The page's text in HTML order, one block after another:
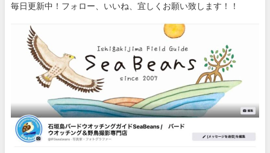
毎日更新中！フォロー、いいね、宜しくお願い致します！！